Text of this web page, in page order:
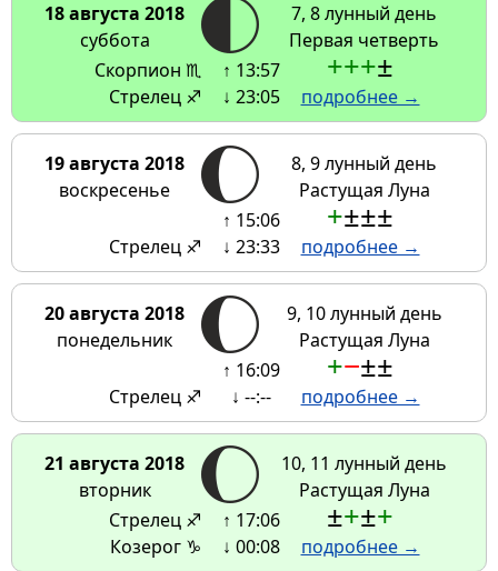
18 августа 2018
суббота
7, 8 лунный день
Первая четверть
Скорпион ♏
Стрелец ♐
↑ 13:57
↓ 23:05
+++±
подробнее →
19 августа 2018
воскресенье
8, 9 лунный день
Растущая Луна
Стрелец ♐
↑ 15:06
↓ 23:33
+±±±
подробнее →
20 августа 2018
понедельник
9, 10 лунный день
Растущая Луна
Стрелец ♐
↑ 16:09
↓ --:--
+−±±
подробнее →
21 августа 2018
вторник
10, 11 лунный день
Растущая Луна
Стрелец ♐
Козерог ♑
↑ 17:06
↓ 00:08
±+±+
подробнее →